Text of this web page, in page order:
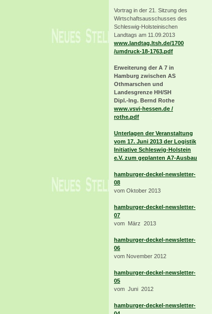
Vortrag in der 21. Sitzung des
Wirtschaftsausschusses des
Schleswig-Holsteinischen
Landtags am 11.09.2013
www.landtag.ltsh.de/1700
/umdruck-18-1763.pdf
Erweiterung der A 7 in
Hamburg zwischen AS
Othmarschen und
Landesgrenze HH/SH
Dipl.-Ing. Bernd Rothe
www.vsvi-hessen.de /
rothe.pdf
Unterlagen der Veranstaltung
vom 17. Juni 2013 der Logistik
Initiative Schleswig-Holstein
e.V. zum geplanten A7-Ausbau
hamburger-deckel-newsletter-
08
vom Oktober 2013
hamburger-deckel-newsletter-
07
vom März 2013
hamburger-deckel-newsletter-
06
vom November 2012
hamburger-deckel-newsletter-
05
vom Juni 2012
hamburger-deckel-newsletter-